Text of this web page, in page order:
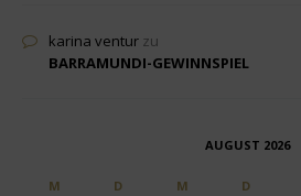
karina ventur zu
BARRAMUNDI-GEWINNSPIEL
AUGUST 2026
M D M D